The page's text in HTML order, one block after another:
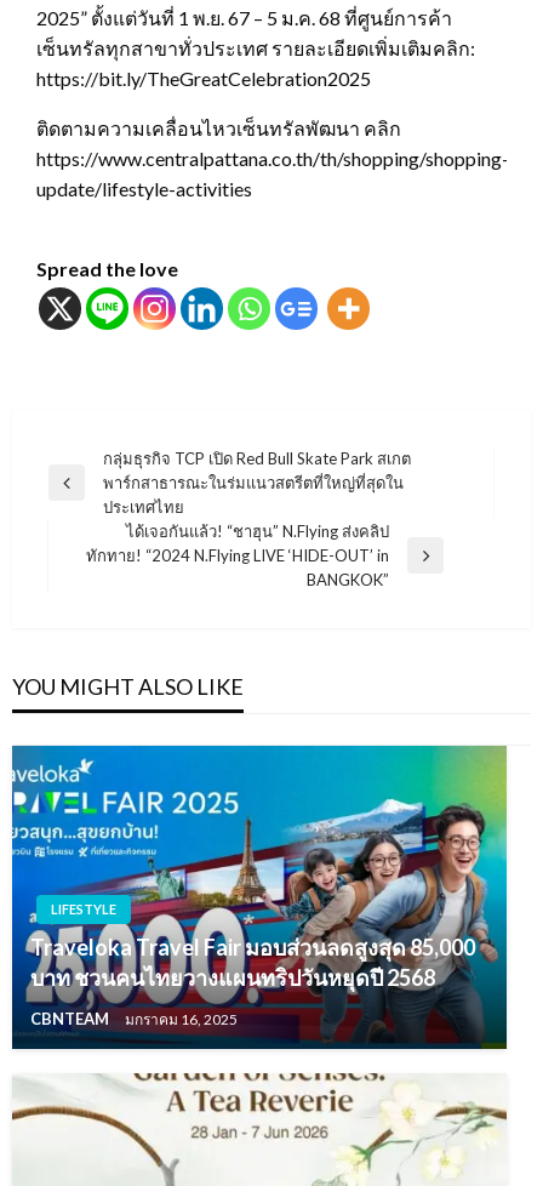
2025” ตั้งแต่วันที่ 1 พ.ย. 67 – 5 ม.ค. 68 ที่ศูนย์การค้า
เซ็นทรัลทุกสาขาทั่วประเทศ รายละเอียดเพิ่มเติมคลิก:
https://bit.ly/TheGreatCelebration2025
ติดตามความเคลื่อนไหวเซ็นทรัลพัฒนา คลิก
https://www.centralpattana.co.th/th/shopping/shopping-
update/lifestyle-activities
Spread the love
แนะแนว
เรื่อง
Previous
กลุ่มธุรกิจ TCP เปิด Red Bull Skate Park สเกต
พาร์กสาธารณะในร่มแนวสตรีตที่ใหญ่ที่สุดใน
ประเทศไทย
Next
ได้เจอกันแล้ว! “ชาฮุน” N.Flying ส่งคลิป
ทักทาย! “2024 N.Flying LIVE ‘HIDE-OUT’ in
BANGKOK”
YOU MIGHT ALSO LIKE
LIFESTYLE
Traveloka Travel Fair มอบส่วนลดสูงสุด 85,000
บาท ชวนคนไทยวางแผนทริปวันหยุดปี 2568
CBNTEAM มกราคม 16, 2025